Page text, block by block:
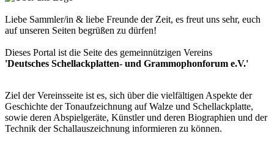
Liebe Sammler/in & liebe Freunde der Zeit, es freut uns sehr, euch
auf unseren Seiten begrüßen zu dürfen!
Dieses Portal ist die Seite des gemeinnützigen Vereins
'Deutsches Schellackplatten- und Grammophonforum e.V.'
Ziel der Vereinsseite ist es, sich über die vielfältigen Aspekte der
Geschichte der Tonaufzeichnung auf Walze und Schellackplatte,
sowie deren Abspielgeräte, Künstler und deren Biographien und der
Technik der Schallauszeichnung informieren zu können.